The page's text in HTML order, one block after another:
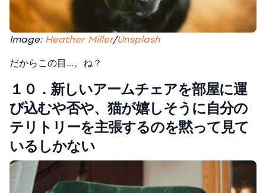
Image: Heather Miller/Unsplash
だからこの目…。ね？
１０．新しいアームチェアを部屋に運
び込むや否や、猫が嬉しそうに自分の
テリトリーを主張するのを黙って見て
いるしかない